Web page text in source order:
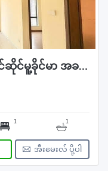
Emerald Bay Luxury ကွန်ဒို ပိုင်ဆိုင်မူ့ခိုင်မာ အခန်းကောင်း အရောင်း
1 1
အီးမေးလ် ပို့ပါ